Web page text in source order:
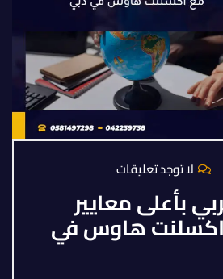
لا توجد تعليقات
بأعلى معايير
اكسلنت هاوس في